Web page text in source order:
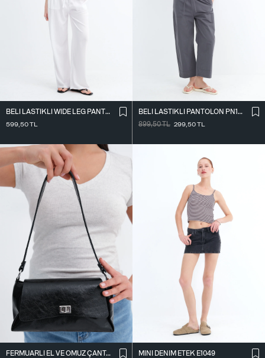
BELI LASTIKLI WIDE LEG PANTOLON PN2622
599,50TL
BELI LASTIKLI PANTOLON PN18178
899,50TL 299,50TL
FERMUARLI EL VE OMUZ ÇANTASI Ç1070
MINI DENIM ETEK E1049